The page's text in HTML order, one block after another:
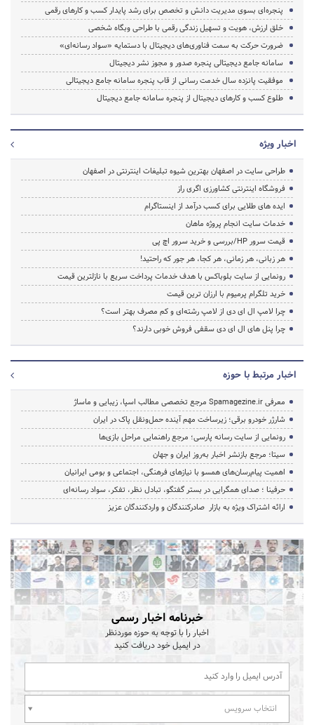
پنجره‌ای بسوی مدیریت دانش و تخصص برای رشد پایدار کسب و کارهای رقمی
خلق ارزش، هویت و تسهیل زندگی رقمی با طراحی وبگاه شخصی
ضرورت حرکت به سمت فناوری‌های دیجیتال با دستمایه «سواد رسانه‌ای»
سامانه جامع دیجیتالی پنجره صدور و مجوز نشر دیجیتال
موفقیت پانزده سال خدمت رسانی از قاب پنجره سامانه جامع دیجیتالی
طلوع کسب و کار‌های دیجیتال از پنجره سامانه جامع دیجیتال
اخبار ویژه
طراحی سایت در اصفهان بهترین شیوه تبلیغات اینترنتی در اصفهان
فروشگاه اینترنتی کشاورزی اگری راز
ایده های طلایی برای کسب درآمد از اینستاگرام
خدمات سایت انجام پروژه ماهان
قیمت سرور HP/بررسی و خرید سرور اچ پی
هر زبانی، هر زمانی، هر کجا، هر جور که راحتید!
رونمایی از سایت بلوباکس با هدف خدمات پرداخت سریع با نازلترین قیمت
خرید تلگرام پرمیوم با ارزان ترین قیمت
چرا لامپ ال ای دی از لامپ رشته‌ای و کم مصرف بهتر است؟
چرا پنل های ال ای دی سقفی فروش خوبی دارند؟
اخبار مرتبط با حوزه
معرفی Spamagezine.ir مرجع تخصصی مطالب اسپا، زیبایی و ماساژ
شارژر خودرو برقی؛ زیرساخت مهم آینده حمل‌ونقل پاک در ایران
رونمایی از سایت رسانه پارسی؛ مرجع راهنمایی مراحل بازی‌ها
سیتا؛ مرجع بازنشر اخبار به‌روز ایران و جهان
اهمیت پیام‌رسان‌های همسو با نیازهای فرهنگی، اجتماعی و بومی ایرانیان
حرفینا ؛ صدای همگرایی در بستر گفتگو، تبادل نظر، تفکر، سواد رسانه‌ای
ارائه اشتراک ویژه به بازار صادرکنندگان و واردکنندگان عزیز
خبرنامه اخبار رسمی
اخبار را با توجه به حوزه موردنظر
در ایمیل خود دریافت کنید
انتخاب سرویس